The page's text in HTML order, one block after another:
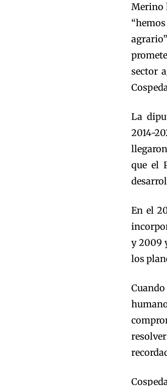
Merino
sector
La
2014-
que el
En el
y 2009
los